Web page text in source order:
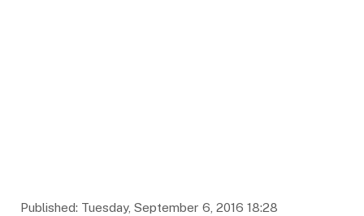
Published: Tuesday, September 6, 2016 18:28